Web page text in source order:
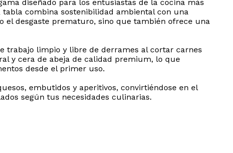
diseñado para los entusiastas de la cocina más
combina sostenibilidad ambiental con una
el desgaste prematuro, sino que también ofrece una
trabajo limpio y libre de derrames al cortar carnes
y cera de abeja de calidad premium, lo que
desde el primer uso.
embutidos y aperitivos, convirtiéndose en el
según tus necesidades culinarias.